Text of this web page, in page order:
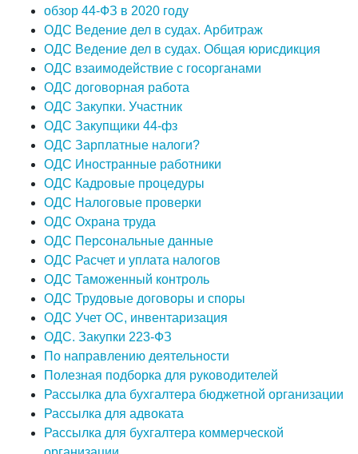
обзор 44-ФЗ в 2020 году
ОДС Ведение дел в судах. Арбитраж
ОДС Ведение дел в судах. Общая юрисдикция
ОДС взаимодействие с госорганами
ОДС договорная работа
ОДС Закупки. Участник
ОДС Закупщики 44-фз
ОДС Зарплатные налоги?
ОДС Иностранные работники
ОДС Кадровые процедуры
ОДС Налоговые проверки
ОДС Охрана труда
ОДС Персональные данные
ОДС Расчет и уплата налогов
ОДС Таможенный контроль
ОДС Трудовые договоры и споры
ОДС Учет ОС, инвентаризация
ОДС. Закупки 223-ФЗ
По направлению деятельности
Полезная подборка для руководителей
Рассылка дла бухгалтера бюджетной организации
Рассылка для адвоката
Рассылка для бухгалтера коммерческой